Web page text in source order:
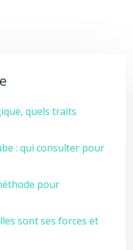
quels traits
: qui consulter pour
pour
sont ses forces et